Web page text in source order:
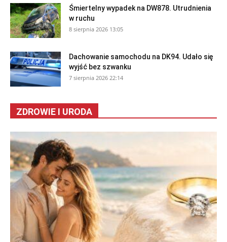
Śmiertelny wypadek na DW878. Utrudnienia
w ruchu
8 sierpnia 2026 13:05
Dachowanie samochodu na DK94. Udało się
wyjść bez szwanku
7 sierpnia 2026 22:14
ZDROWIE I URODA